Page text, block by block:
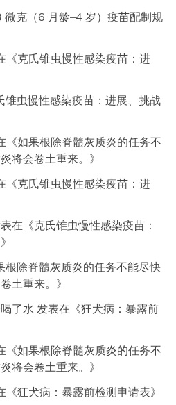
微克（6 月龄–4 岁）疫苗配制规
《克氏锥虫慢性感染疫苗：进
锥虫慢性感染疫苗：进展、挑战
《如果根除脊髓灰质炎的任务不
将会卷土重来。 》
《克氏锥虫慢性感染疫苗：进
在《克氏锥虫慢性感染疫苗：
》
根除脊髓灰质炎的任务不能尽快
土重来。 》
了水 发表在《狂犬病：暴露前
《如果根除脊髓灰质炎的任务不
将会卷土重来。 》
《狂犬病：暴露前检测申请表》